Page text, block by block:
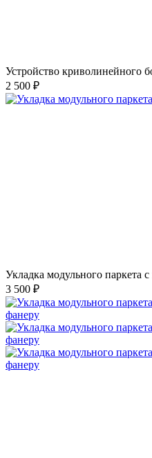
Устройство криволинейного
2 500 ₽
Укладка модульного паркета
3 500 ₽